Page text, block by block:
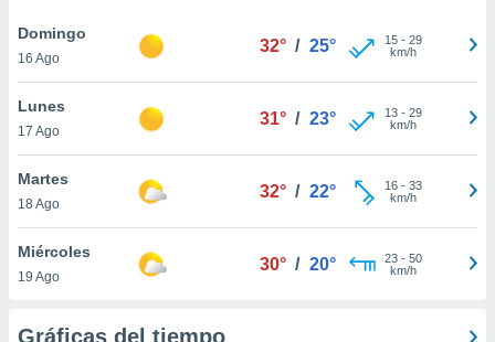
similares
como
sitio
de
traten tus
en
interés
su
Domingo
16 Ago
32° / 25° 15- 29
km/h
Lunes
17 Ago
31° / 23° 13- 29
km/h
Martes
18 Ago
32° / 22° 16- 33
km/h
Miércoles
19 Ago
30° / 20° 23- 50
km/h
Gráficas del tiempo